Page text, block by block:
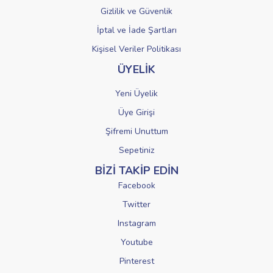
Gizlilik ve Güvenlik
İptal ve İade Şartları
Kişisel Veriler Politikası
ÜYELİK
Yeni Üyelik
Üye Girişi
Şifremi Unuttum
Sepetiniz
BİZİ TAKİP EDİN
Facebook
Twitter
Instagram
Youtube
Pinterest